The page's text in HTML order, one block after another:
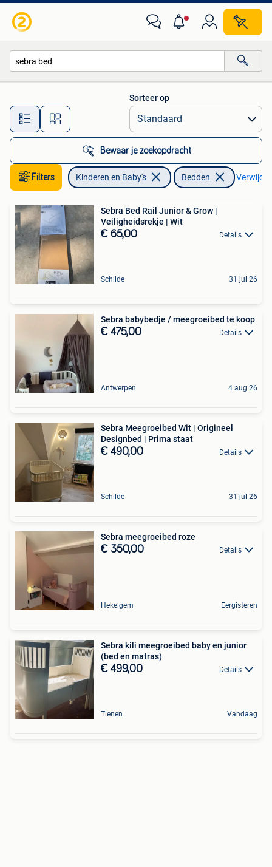
Alle afstanden…
Sorteer op
Bewaar je zoekopdracht
Filters Kinderen en Baby's Bedden
Sebra Bed Rail Junior & Grow |
Veiligheidsrekje | Wit
€ 65,00 Details
Schilde 31 jul 26
Sebra babybedje / meegroeibed te koop
€ 475,00 Details
Antwerpen 4 aug 26
Sebra Meegroeibed Wit | Origineel
Designbed | Prima staat
€ 490,00 Details
Schilde 31 jul 26
Sebra meegroeibed roze
€ 350,00 Details
Hekelgem Eergisteren
Sebra kili meegroeibed baby en junior
(bed en matras)
€ 499,00 Details
Tienen Vandaag